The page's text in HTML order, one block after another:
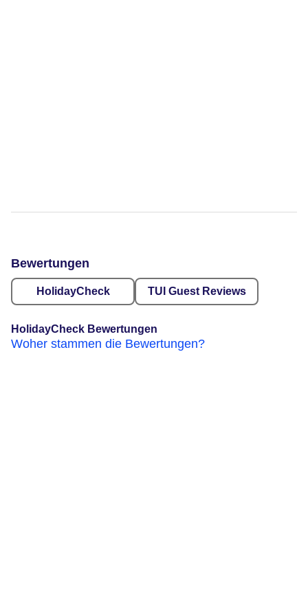
Bewertungen
HolidayCheck TUI Guest Reviews
HolidayCheck Bewertungen
Woher stammen die Bewertungen?